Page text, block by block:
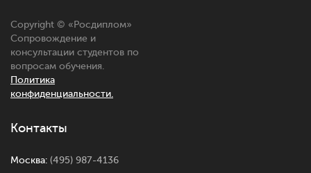
Copyright © « Росдиплом»
Сопровождение и
консультации студентов по
вопросам обучения.
Политика
конфиденциальности.
Контакты
Москва: (495) 987-4136